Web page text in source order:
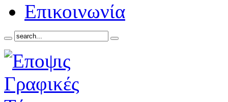
Επικοινωνία